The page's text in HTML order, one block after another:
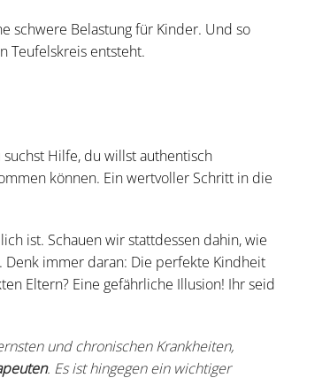
schwere Belastung für Kinder. Und so
Teufelskreis entsteht.
suchst Hilfe, du willst authentisch
können. Ein wertvoller Schritt in die
ist. Schauen wir stattdessen dahin, wie
. Denk immer daran: Die perfekte Kindheit
Eltern? Eine gefährliche Illusion! Ihr seid
und chronischen Krankheiten,
. Es ist hingegen ein wichtiger